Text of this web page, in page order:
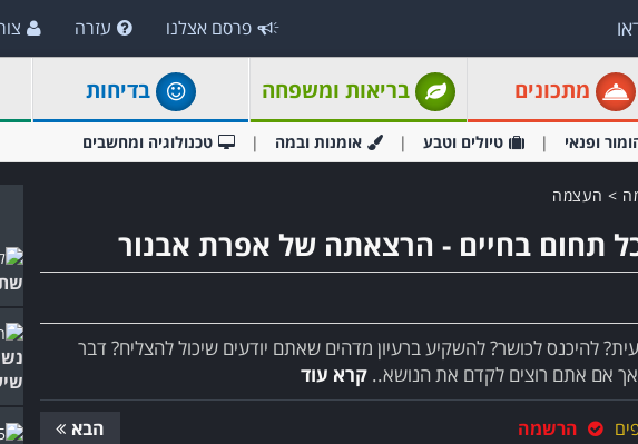
פרסם אצלנו עזרה
מתכונים בריאות ומשפחה בדיחות
ופנאי טיולים וטבע אומנות ובמה טכנולוגיה ומחשבים
> העצמה
תחום בחיים - הרצאתה של אפרת אבנור
להיכנס לכושר? להשקיע ברעיון מדהים שאתם יודעים שיכול להצליח? דבר
אך אם אתם רוצים לקדם את הנושא.. קרא עוד
הרשמה הבא